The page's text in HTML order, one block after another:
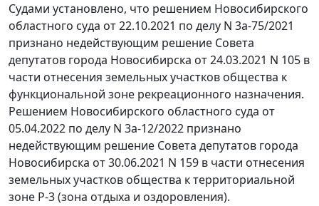
Судами установлено, что решением Новосибирского
областного суда от 22.10.2021 по делу N 3а-75/2021
признано недействующим решение Совета
депутатов города Новосибирска от 24.03.2021 N 105 в
части отнесения земельных участков общества к
функциональной зоне рекреационного назначения.
Решением Новосибирского областного суда от
05.04.2022 по делу N 3а-12/2022 признано
недействующим решение Совета депутатов города
Новосибирска от 30.06.2021 N 159 в части отнесения
земельных участков общества к территориальной
зоне Р-3 (зона отдыха и оздоровления).